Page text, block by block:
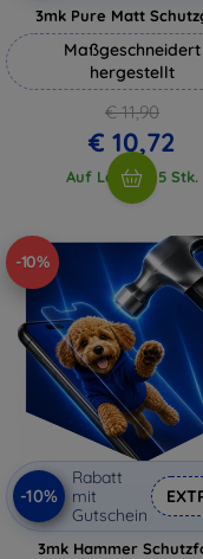
3mk Pure Matt
Maßgeschneidert
hergestellt
€ 11,90
€ 10,72
Auf Lager > 5 Stk.
-10%
-10%
Rabatt
mit
Gutschein
3mk Hammer